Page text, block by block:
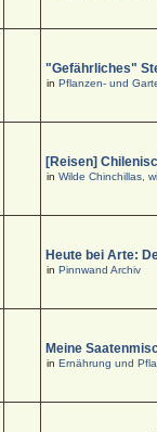
"Gefährliches"
inPflanzen- und
[Reisen]
inWilde Chinchillas,
Heute bei Arte:
inPinnwand Archiv
Meine
inErnährung und